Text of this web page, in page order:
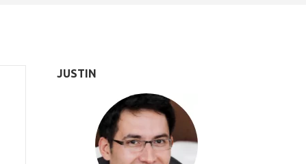
JUSTIN